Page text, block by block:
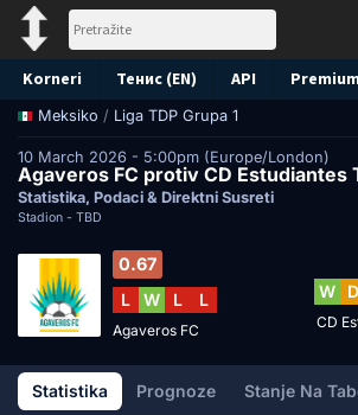
Korneri Тенис (EN) API Premium
Meksiko / Liga TDP Grupa 1
10 March 2026 - 5:00pm (Europe/London)
Agaveros FC protiv CD Estudiantes
Statistika, Podaci & Direktni Susreti
Stadion - TBD
0.67
L
W L L
Agaveros FC
W
D
CD
Statistika Prognoze Stanje Na